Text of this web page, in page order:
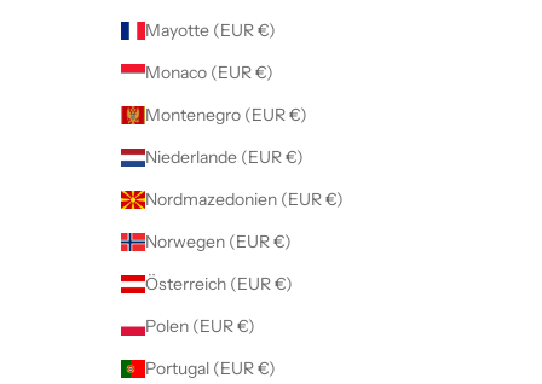
Mayotte (EUR €)
Monaco (EUR €)
Montenegro (EUR €)
Niederlande (EUR €)
Nordmazedonien (EUR €)
Norwegen (EUR €)
Österreich (EUR €)
Polen (EUR €)
Portugal (EUR €)